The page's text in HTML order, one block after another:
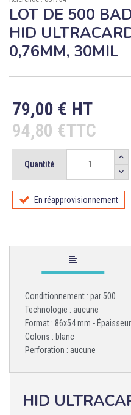
Contact
LOT DE 500
HID
0,76MM, 30MIL
79,00 € HT
94,80 €TTC
Quantité
En réapprovisionnement
Conditionnement : par 500
Technologie : aucune
Format : 86x54 mm -
Coloris : blanc
Perforation : aucune
HID